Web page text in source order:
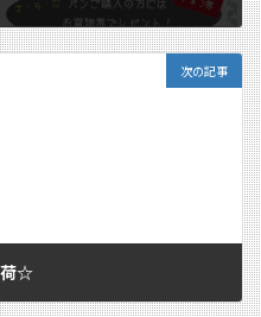
次の記事
☆